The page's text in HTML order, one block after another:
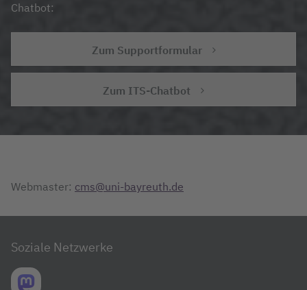
Chatbot:
Zum Supportformular
Zum ITS-Chatbot
Webmaster: cms@uni-bayreuth.de
Soziale Netzwerke